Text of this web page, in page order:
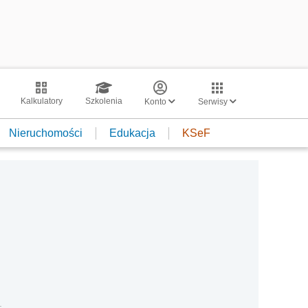
Kalkulatory Szkolenia Konto Serwisy
Nieruchomości Edukacja KSeF